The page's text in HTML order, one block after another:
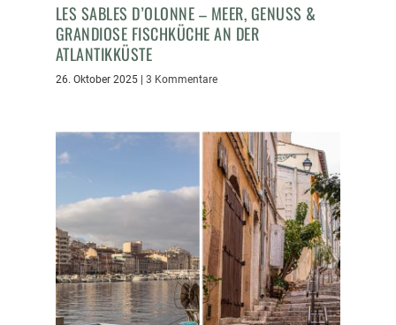
LES SABLES D’OLONNE – MEER, GENUSS &
GRANDIOSE FISCHKÜCHE AN DER
ATLANTIKKÜSTE
26. Oktober 2025| 3 Kommentare